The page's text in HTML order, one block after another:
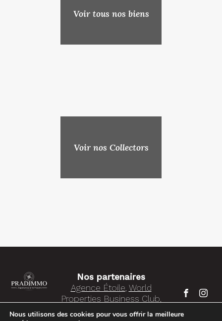
Voir tous nos biens
Voir nos Collectors
Nos partenaires
Agence Étoile World
Properties Business Club
Nous utilisons des cookies pour vous offrir la meilleure